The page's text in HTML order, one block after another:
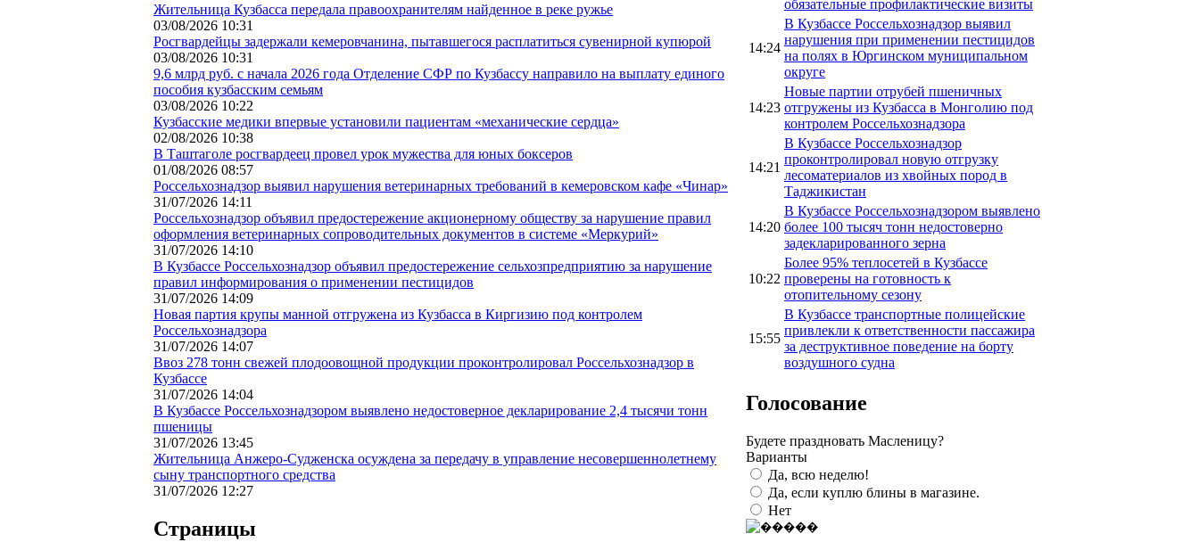
Жительница Кузбасса передала правоохранителям найденное в реке ружье
03/08/2026 10:31
Росгвардейцы задержали кемеровчанина, пытавшегося расплатиться сувенирной купюрой
03/08/2026 10:31
9,6 млрд руб. с начала 2026 года Отделение СФР по Кузбассу направило на выплату единого
пособия кузбасским семьям
03/08/2026 10:22
Кузбасские медики впервые установили пациентам «механические сердца»
02/08/2026 10:38
В Таштаголе росгвардеец провел урок мужества для юных боксеров
01/08/2026 08:57
Россельхознадзор выявил нарушения ветеринарных требований в кемеровском кафе «Чинар»
31/07/2026 14:11
Россельхознадзор объявил предостережение акционерному обществу за нарушение правил
оформления ветеринарных сопроводительных документов в системе «Меркурий»
31/07/2026 14:10
В Кузбассе Россельхознадзор объявил предостережение сельхозпредприятию за нарушение
правил информирования о применении пестицидов
31/07/2026 14:09
Новая партия крупы манной отгружена из Кузбасса в Киргизию под контролем
Россельхознадзора
31/07/2026 14:07
Ввоз 278 тонн свежей плодоовощной продукции проконтролировал Россельхознадзор в
Кузбассе
31/07/2026 14:04
В Кузбассе Россельхознадзором выявлено недостоверное декларирование 2,4 тысячи тонн
пшеницы
31/07/2026 13:45
Жительница Анжеро-Судженска осуждена за передачу в управление несовершеннолетнему
сыну транспортного средства
31/07/2026 12:27
Страницы
обязательные профилактические визиты
14:24
В Кузбассе Россельхознадзор выявил
нарушения при применении пестицидов
на полях в Юргинском муниципальном
округе
14:23
Новые партии отрубей пшеничных
отгружены из Кузбасса в Монголию под
контролем Россельхознадзора
14:21
В Кузбассе Россельхознадзор
проконтролировал новую отгрузку
лесоматериалов из хвойных пород в
Таджикистан
14:20
В Кузбассе Россельхознадзором выявлено
более 100 тысяч тонн недостоверно
задекларированного зерна
10:22
Более 95% теплосетей в Кузбассе
проверены на готовность к
отопительному сезону
15:55
В Кузбассе транспортные полицейские
привлекли к ответственности пассажира
за деструктивное поведение на борту
воздушного судна
Голосование
Будете праздновать Масленицу?
Варианты
Да, всю неделю!
Да, если куплю блины в магазине.
Нет